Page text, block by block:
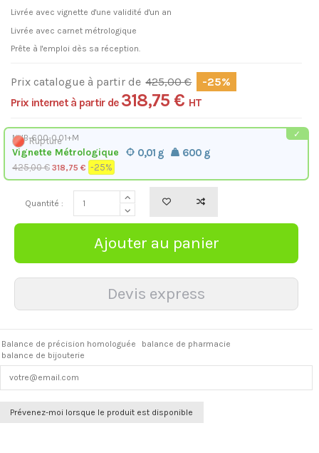
Livrée avec vignette d'une validité d'un an
Livrée avec carnet métrologique
Prête à l'emploi dès sa réception.
Prix catalogue à partir de 425,00 € -25%
Prix internet à partir de 318,75 € HT
NHB-600-0.01+M
Vignette Métrologique 0,01 g 600 g
425,00 € 318,75 € -25%
Rupture
Quantité :
Balance de précision homologuée
balance de pharmacie
balance de bijouterie